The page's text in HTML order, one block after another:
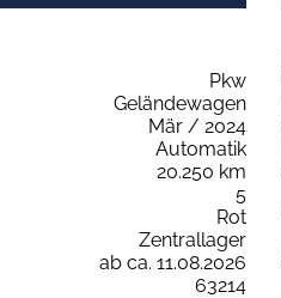
Pkw
Geländewagen
Mär / 2024
Automatik
20.250 km
5
Rot
Zentrallager
ab ca. 11.08.2026
63214